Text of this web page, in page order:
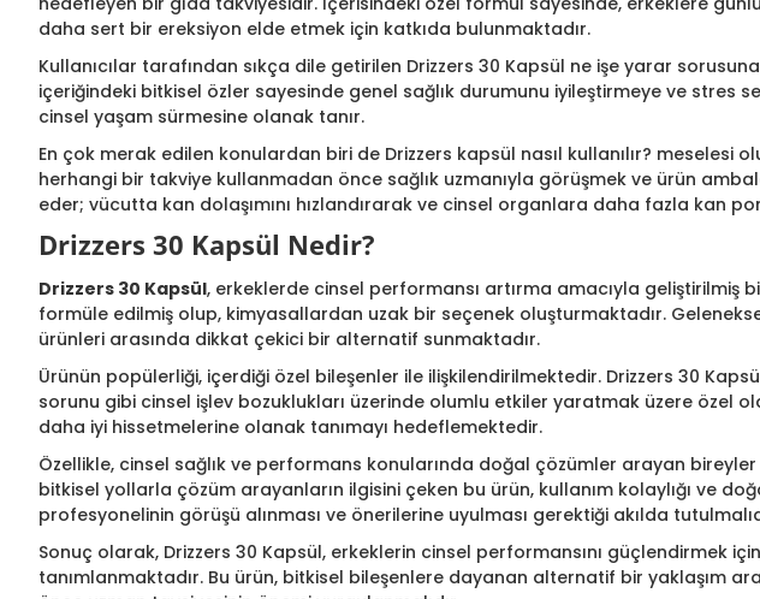
daha sert bir ereksiyon elde etmek için katkıda bulunmaktadır.
Kullanıcılar tarafından sıkça dile getirilen Drizzers 30 Kapsül ne işe yarar
içeriğindeki bitkisel özler sayesinde genel sağlık durumunu iyileştirmeye ve stres
cinsel yaşam sürmesine olanak tanır.
En çok merak edilen konulardan biri de Drizzers kapsül nasıl kullanılır?
herhangi bir takviye kullanmadan önce sağlık uzmanıyla görüşmek ve ürün
eder; vücutta kan dolaşımını hızlandırarak ve cinsel organlara daha fazla kan
Drizzers 30 Kapsül Nedir?
Drizzers 30 Kapsül, erkeklerde cinsel performansı artırma amacıyla geliştirilmiş
formüle edilmiş olup, kimyasallardan uzak bir seçenek oluşturmaktadır.
ürünleri arasında dikkat çekici bir alternatif sunmaktadır.
Ürünün popülerliği, içerdiği özel bileşenler ile ilişkilendirilmektedir. Drizzers 30
sorunu gibi cinsel işlev bozuklukları üzerinde olumlu etkiler yaratmak üzere özel
daha iyi hissetmelerine olanak tanımayı hedeflemektedir.
Özellikle, cinsel sağlık ve performans konularında doğal çözümler arayan
bitkisel yollarla çözüm arayanların ilgisini çeken bu ürün, kullanım kolaylığı ve
profesyonelinin görüşü alınması ve önerilerine uyulması gerektiği akılda
Sonuç olarak, Drizzers 30 Kapsül, erkeklerin cinsel performansını güçlendirmek
tanımlanmaktadır. Bu ürün, bitkisel bileşenlere dayanan alternatif bir yaklaşım